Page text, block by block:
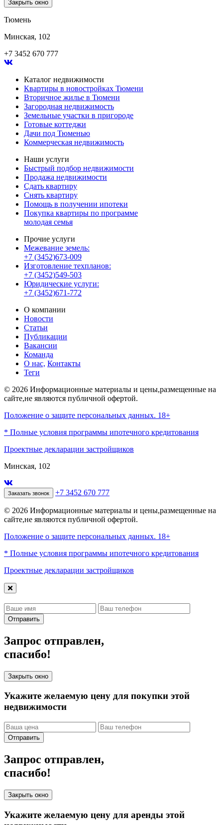
Закрыть окно
Тюмень
Минская, 102
+7 3452 670 777
Каталог недвижимости
Квартиры в новостройках Тюмени
Вторичное жилье в Тюмени
Загородная недвижимость
Земельные участки в пригороде
Готовые коттеджи
Дачи под Тюменью
Коммерческая недвижимость
Наши услуги
Быстрый подбор недвижимости
Продажа недвижимости
Сдать квартиру
Снять квартиру
Помощь в получении ипотеки
Покупка квартиры по программе
молодая семья
Прочие услуги
Межевание земель:
+7 (3452)673-009
Изготовление техпланов:
+7 (3452)549-503
Юридические услуги:
+7 (3452)671-772
О компании
Новости
Статьи
Публикации
Вакансии
Команда
О нас, Контакты
Теги
© 2026 Информационные материалы и цены,размещенные на
сайте,не являются публичной офертой.
Положение о защите персональных данных. 18+
* Полные условия программы ипотечного кредитования
Проектные декларации застройщиков
Минская, 102
Заказать звонок +7 3452 670 777
© 2026 Информационные материалы и цены,размещенные на
сайте,не являются публичной офертой.
Положение о защите персональных данных. 18+
* Полные условия программы ипотечного кредитования
Проектные декларации застройщиков
Отправить
Запрос отправлен,
спасибо!
Закрыть окно
Укажите желаемую цену для покупки этой
недвижимости
Отправить
Запрос отправлен,
спасибо!
Закрыть окно
Укажите желаемую цену для аренды этой